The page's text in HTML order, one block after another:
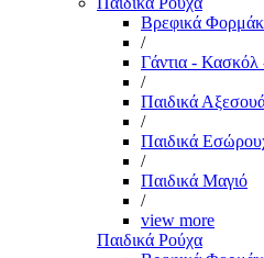
Βρεφικά
/
Γάντια - Κασκόλ
/
Παιδικά
/
Παιδικά
/
Παιδικά Μαγιό
/
view more
Παιδικά Ρούχα